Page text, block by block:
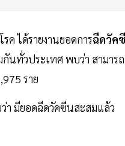
ได้รายงานยอดการฉีดวัค
นทั่วประเทศ พบว่า สามารถ
ราย
า มียอดฉีดวัคซีนสะสมแล้ว